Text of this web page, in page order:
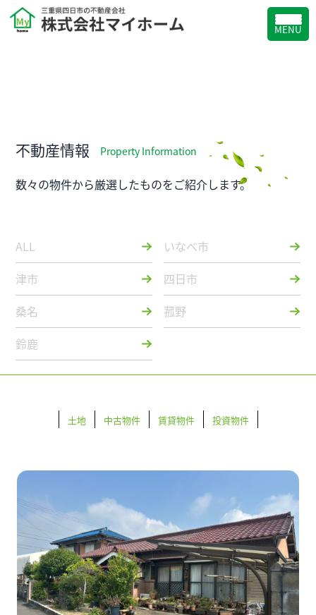
MENU
不動産情報 Property Information
数々の物件から厳選したものをご紹介します。
ALL
いなべ市
津市
四日市
桑名
菰野
鈴鹿
土地 中古物件 賃貸物件 投資物件